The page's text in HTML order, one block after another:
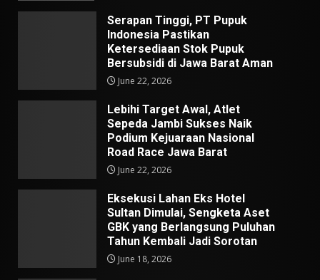
Serapan Tinggi, PT Pupuk
Indonesia Pastikan
Ketersediaan Stok Pupuk
Bersubsidi di Jawa Barat Aman
June 22, 2026
Lebihi Target Awal, Atlet
Sepeda Jambi Sukses Naik
Podium Kejuaraan Nasional
Road Race Jawa Barat
June 22, 2026
Eksekusi Lahan Eks Hotel
Sultan Dimulai, Sengketa Aset
GBK yang Berlangsung Puluhan
Tahun Kembali Jadi Sorotan
June 18, 2026